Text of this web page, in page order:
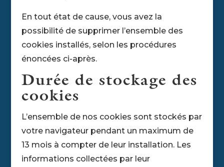
En tout état de cause, vous avez la
possibilité de supprimer l’ensemble des
cookies installés, selon les procédures
énoncées ci-après.
Durée de stockage des
cookies
L’ensemble de nos cookies sont stockés par
votre navigateur pendant un maximum de
13 mois à compter de leur installation. Les
informations collectées par leur